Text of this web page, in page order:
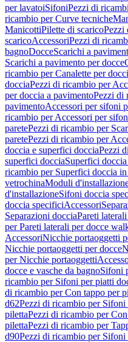
per lavatoiSifoniPezzi di
ricambio per Curve tecniche
ManicottiPilette di scaricoPezzi
scaricoAccessoriPezzi di
bagnoDocceScarichi a
Scarichi a pavimento per docce
ricambio per Canalette per
docciaPezzi di ricambio per
per doccia a pavimentoPezzi di
pavimentoAccessori per sifoni
ricambio per Accessori per
paretePezzi di ricambio per
paretePezzi di ricambio per
doccia e superfici docciaPezzi
superfici docciaSuperfici
ricambio per Superfici doccia
vetrochinaModuli
d'installazioneSifoni doccia
doccia specificiAccessori
Separazioni docciaPareti
per Pareti laterali per docce
AccessoriNicchie portaoggetti
Nicchie portaoggetti per docce
per Nicchie portaoggetti
docce e vasche da bagnoSifoni
ricambio per Sifoni per piatti
di ricambio per Con tappo per
d62Pezzi di ricambio per
pilettaPezzi di ricambio per
pilettaPezzi di ricambio per
d90Pezzi di ricambio per